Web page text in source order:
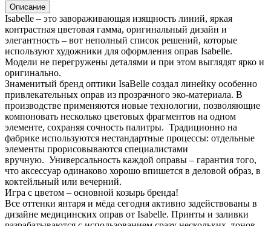
Описание
Isabelle – это завораживающая изящность линий, яркая
контрастная цветовая гамма, оригинальный дизайн и
элегантность – вот неполный список решений, которые
используют художники для оформления оправ Isabelle.
Модели не перегружены деталями и при этом выглядят ярко и
оригинально.
Знаменитый бренд оптики IsaBelle создал линейку особенно
привлекательных оправ из прозрачного эко-материала. В
производстве применяются новые технологии, позволяющие
компоновать несколько цветовых фрагментов на одном
элементе, сохраняя сочность палитры. Традиционно на
фабрике используются нестандартные процессы: отдельные
элементы прорисовываются специалистами
вручную. Универсальность каждой оправы – гарантия того,
что аксессуар одинаково хорошо впишется в деловой образ, в
коктейльный или вечерний.
Игра с цветом – основной козырь бренда!
Все оттенки янтаря и мёда сегодня активно задействованы в
дизайне медицинских оправ от Isabelle. Принты и заливки